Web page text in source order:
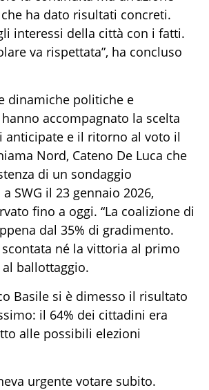
ha dato risultati concreti.
interessi della città con i fatti.
va rispettata”, ha concluso
dinamiche politiche e
accompagnato la scelta
anticipate e il ritorno al voto il
Nord, Cateno De Luca che
di un sondaggio
SWG il 23 gennaio 2026,
fino a oggi. “La coalizione di
dal 35% di gradimento.
né la vittoria al primo
ballottaggio.
Basile si è dimesso il risultato
il 64% dei cittadini era
alle possibili elezioni
urgente votare subito.